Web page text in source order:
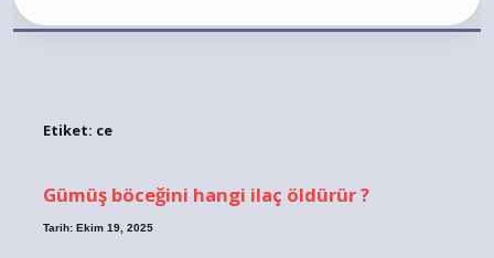
Etiket: ce
Gümüş böceğini hangi ilaç öldürür ?
Tarih: Ekim 19, 2025